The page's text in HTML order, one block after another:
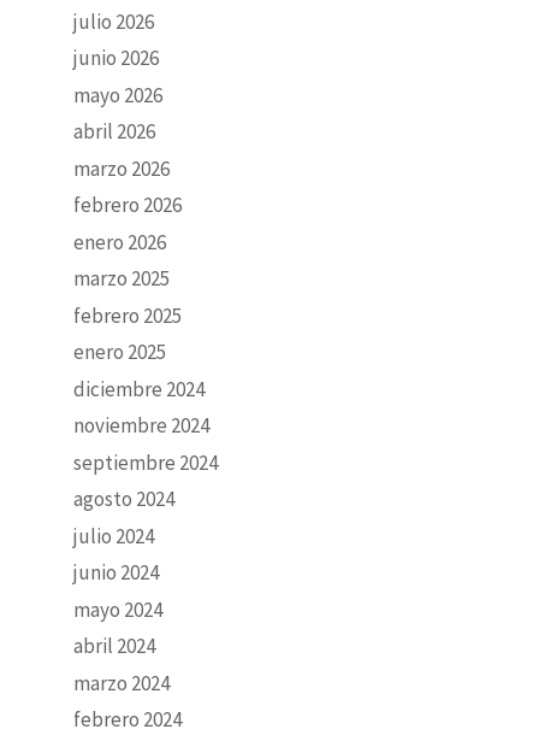
julio 2026
junio 2026
mayo 2026
abril 2026
marzo 2026
febrero 2026
enero 2026
marzo 2025
febrero 2025
enero 2025
diciembre 2024
noviembre 2024
septiembre 2024
agosto 2024
julio 2024
junio 2024
mayo 2024
abril 2024
marzo 2024
febrero 2024